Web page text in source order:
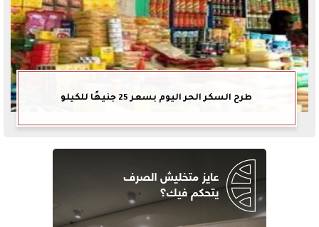
طرح السكر الحر اليوم بسعر 25 جنيهًا للكيلو